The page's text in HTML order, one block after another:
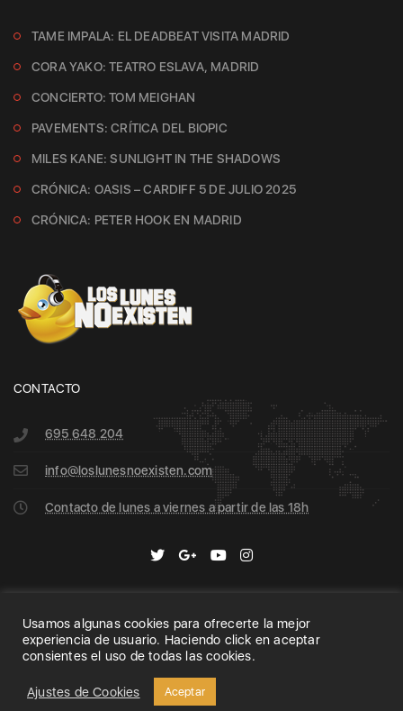
TAME IMPALA: EL DEADBEAT VISITA MADRID
CORA YAKO: TEATRO ESLAVA, MADRID
CONCIERTO: TOM MEIGHAN
PAVEMENTS: CRÍTICA DEL BIOPIC
MILES KANE: SUNLIGHT IN THE SHADOWS
CRÓNICA: OASIS – CARDIFF 5 DE JULIO 2025
CRÓNICA: PETER HOOK EN MADRID
CONTACTO
695 648 204
info@loslunesnoexisten.com
Contacto de lunes a viernes a partir de las 18h
Home Archive Search
Reserved.
Usamos algunas cookies para ofrecerte la mejor
experiencia de usuario. Haciendo click en aceptar
consientes el uso de todas las cookies.
Ajustes de Cookies Aceptar